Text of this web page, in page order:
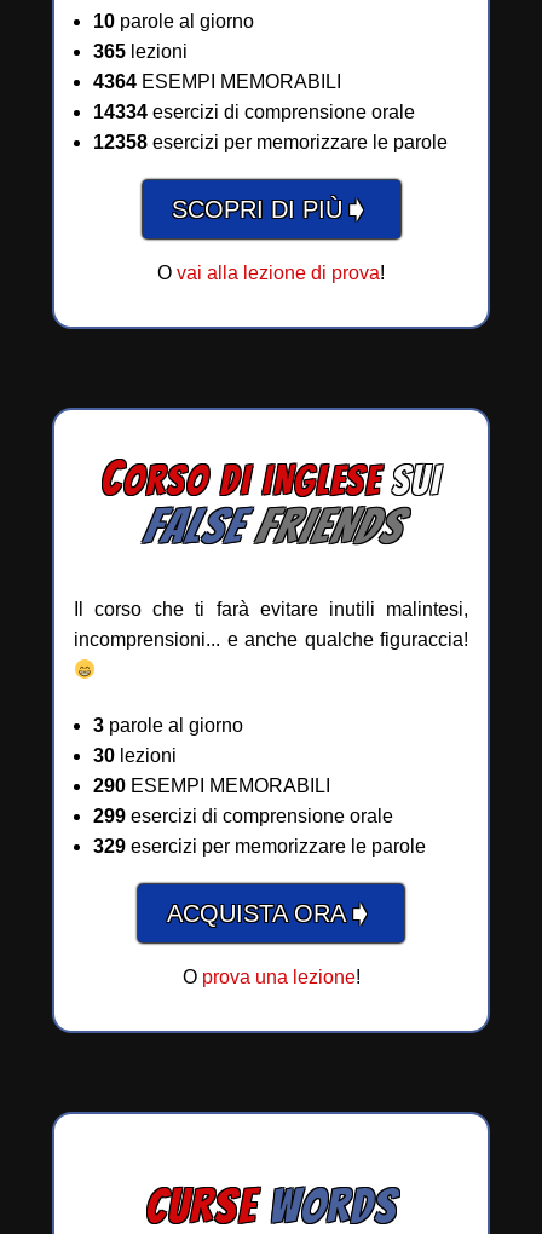
10 parole al giorno
365 lezioni
4364 ESEMPI MEMORABILI
14334 esercizi di comprensione orale
12358 esercizi per memorizzare le parole
SCOPRI DI PIÙ➧
O vai alla lezione di prova!
CORSO DI INGLESESUI
FALSEFRIENDS
Il corso che ti farà evitare inutili malintesi,
incomprensioni... e anche qualche figuraccia!
3 parole al giorno
30 lezioni
290 ESEMPI MEMORABILI
299 esercizi di comprensione orale
329 esercizi per memorizzare le parole
ACQUISTA ORA➧
O prova una lezione!
CURSE WORDS